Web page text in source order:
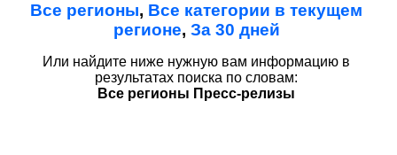
Все регионы, Все категории в текущем
регионе, За 30 дней
Или найдите ниже нужную вам информацию в
результатах поиска по словам:
Все регионы Пресс-релизы